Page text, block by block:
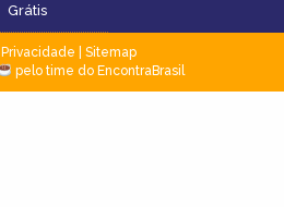
Grátis
Privacidade
Sitemap
pelo time do EncontraBrasil